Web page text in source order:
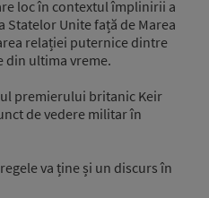
loc în contextul împlinirii a
Statelor Unite față de Marea
relației puternice dintre
din ultima vreme.
premierului britanic Keir
de vedere militar în
va ține și un discurs în